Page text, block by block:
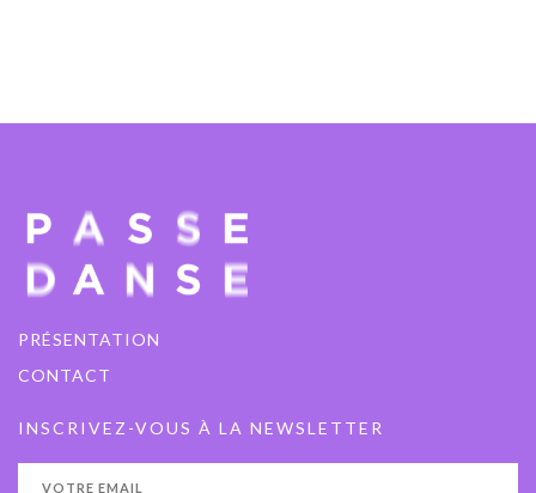
PRÉSENTATION
CONTACT
INSCRIVEZ-VOUS À LA NEWSLETTER